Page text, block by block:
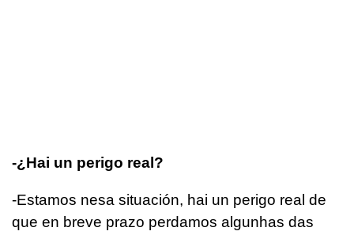
-¿Hai un perigo real?
-Estamos nesa situación, hai un perigo real de
que en breve prazo perdamos algunhas das